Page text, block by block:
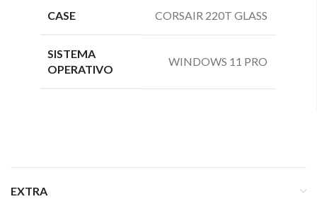
CASE CORSAIR 220T GLASS
SISTEMA
OPERATIVO
WINDOWS 11 PRO
EXTRA